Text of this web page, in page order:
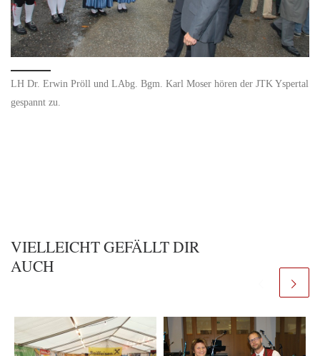
LH Dr. Erwin Pröll und LAbg. Bgm. Karl Moser hören der JTK Yspertal
gespannt zu.
VIELLEICHT GEFÄLLT DIR
AUCH